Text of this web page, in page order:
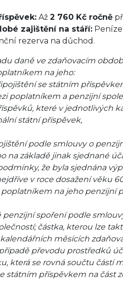
Až 2 760 Kč ročně
zajištění na stáří:
rezerva na důchod.
daně ve zdaňovacím
na jeho:
se státním
poplatníkem a penzijní
které v jednotlivých
státní příspěvek,
podle smlouvy o
na základě jinak sjednané
že byla sjednána
v roce dosažení věku
na jeho penzijní
penzijní spoření podle
částka, kterou lze
měsících
převodu prostředků
která se rovná součtu částí
státním příspěvkem na část